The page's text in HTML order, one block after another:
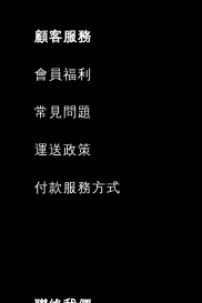
顧客服務
會員福利
常見問題
運送政策
付款服務方式